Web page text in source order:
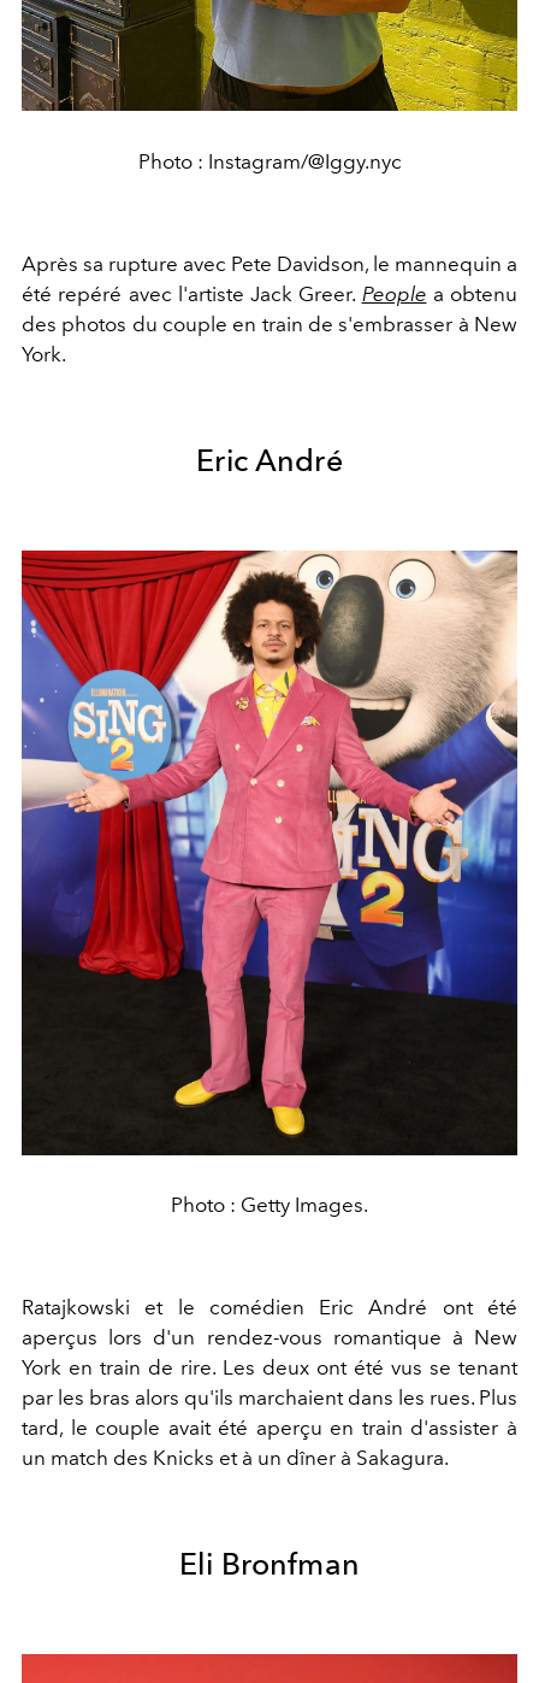
Photo : Instagram/@Iggy.nyc
Après sa rupture avec Pete Davidson, le mannequin a
été repéré avec l'artiste Jack Greer. People a obtenu
des photos du couple en train de s'embrasser à New
York.
Eric André
Photo : Getty Images.
Ratajkowski et le comédien Eric André ont été
aperçus lors d'un rendez-vous romantique à New
York en train de rire. Les deux ont été vus se tenant
par les bras alors qu'ils marchaient dans les rues. Plus
tard, le couple avait été aperçu en train d'assister à
un match des Knicks et à un dîner à Sakagura.
Eli Bronfman